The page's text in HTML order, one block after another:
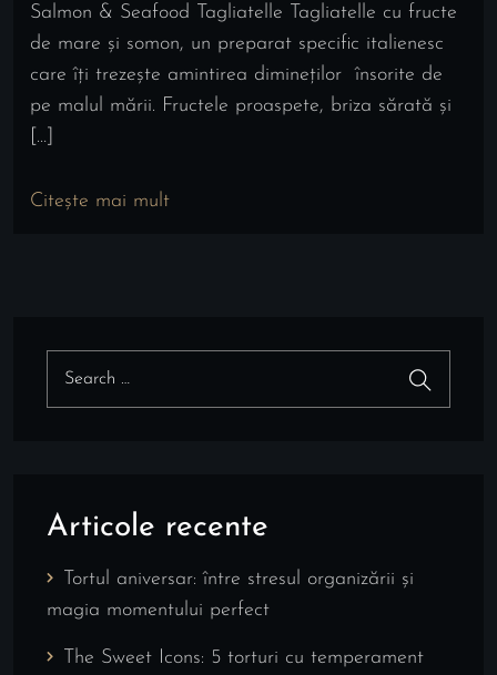
Salmon & Seafood Tagliatelle Tagliatelle cu fructe
de mare și somon, un preparat specific italienesc
care îți trezește amintirea dimineților însorite de
pe malul mării. Fructele proaspete, briza sărată și
[…]
Citește mai mult
Articole recente
Tortul aniversar: între stresul organizării și
magia momentului perfect
The Sweet Icons: 5 torturi cu temperament